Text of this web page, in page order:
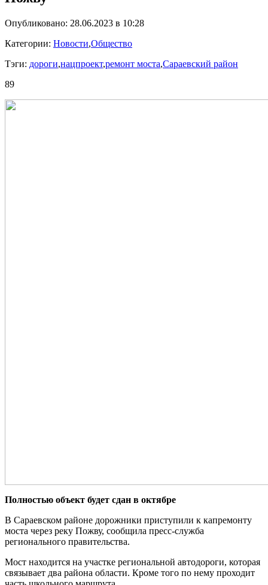
Опубликовано: 28.06.2023 в 10:28
Категории: Новости,Общество
Тэги: дороги,нацпроект,ремонт моста,Сараевский район
89
Полностью объект будет сдан в октябре
В Сараевском районе дорожники приступили к капремонту
моста через реку Пожву, сообщила пресс-служба
регионального правительства.
Мост находится на участке региональной автодороги, которая
связывает два района области. Кроме того по нему проходит